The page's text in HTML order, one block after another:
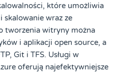
które umożliwia
skalowanie wraz ze
tworzenia witryny można
i aplikacji open source, a
Git i TFS. Usługi w
oferują najefektywniejsze